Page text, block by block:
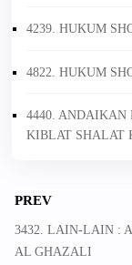
4239. HUKUM
4822. HUKUM
4440. ANDAIKAN
KIBLAT SHALAT
PREV
3432. LAIN-LAIN :
AL GHAZALI